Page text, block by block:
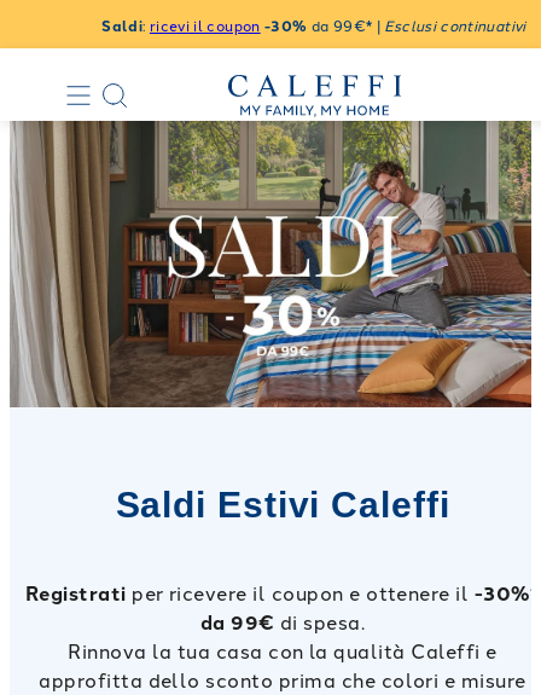
Saldi: ricevi il coupon -30% da 99€* | Esclusi continuativi
Saldi Estivi Caleffi
Registrati per ricevere il coupon e ottenere il -30%*
da 99€ di spesa.
Rinnova la tua casa con la qualità Caleffi e
approfitta dello sconto prima che colori e misure